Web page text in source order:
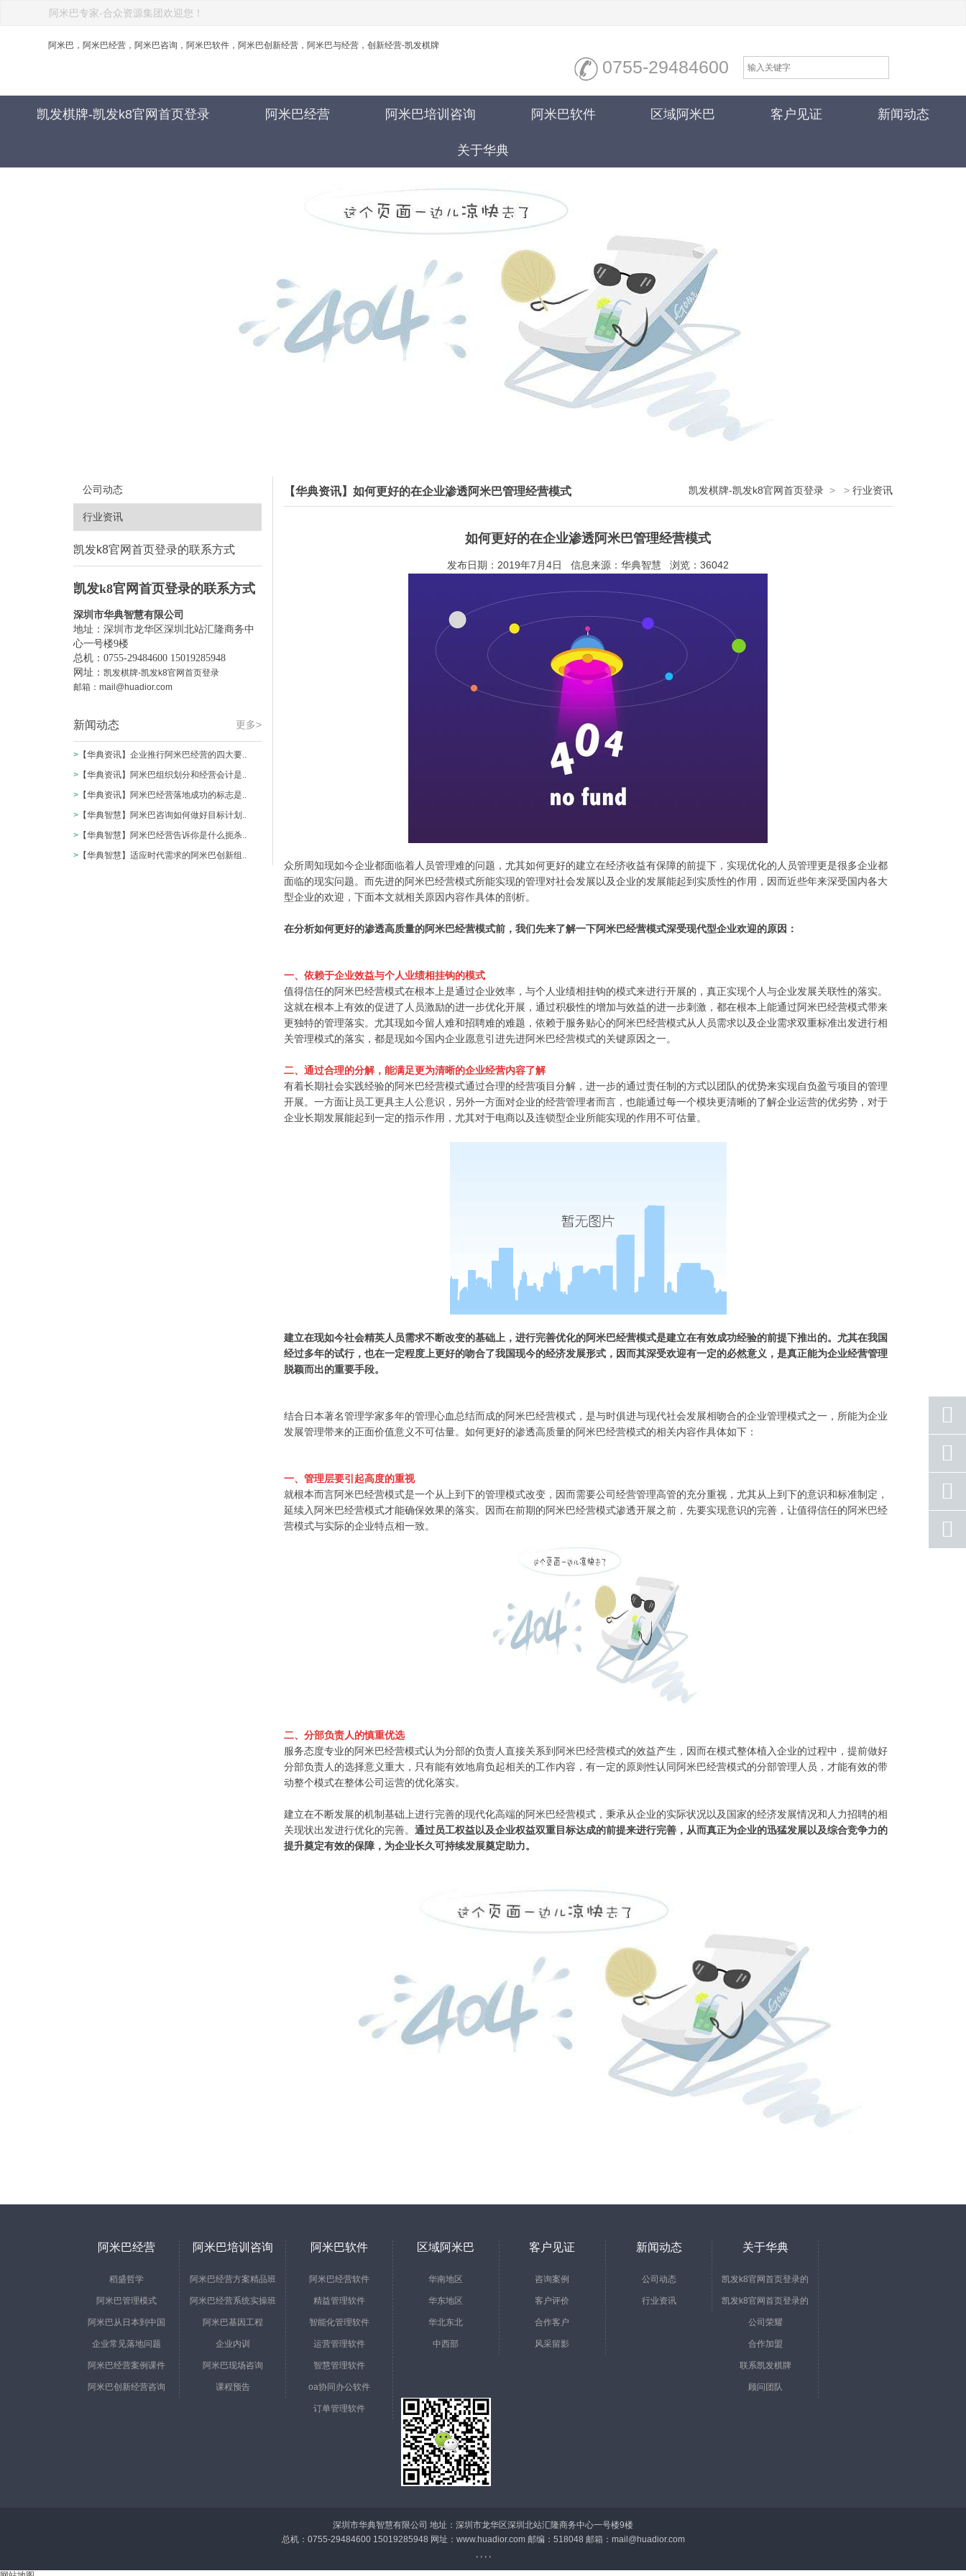
阿米巴专家-合众资源集团欢迎您！
阿米巴，阿米巴经营，阿米巴咨询，阿米巴软件，阿米巴创新经营，阿米巴与经营，创新经营-凯发棋牌
0755-29484600
凯发棋牌-凯发k8官网首页登录 阿米巴经营 阿米巴培训咨询 阿米巴软件 区域阿米巴 客户见证 新闻动态
关于华典
公司动态
行业资讯
凯发k8官网首页登录的联系方式
凯发k8官网首页登录的联系方式
深圳市华典智慧有限公司
地址：深圳市龙华区深圳北站汇隆商务中
心一号楼9楼
总机：0755-29484600 15019285948
网址： 凯发棋牌-凯发k8官网首页登录
邮箱： mail@huadior.com
更多>
新闻动态
> 【华典资讯】企业推行阿米巴经营的四大要..
> 【华典资讯】阿米巴组织划分和经营会计是..
> 【华典资讯】阿米巴经营落地成功的标志是..
> 【华典智慧】阿米巴咨询如何做好目标计划..
> 【华典智慧】阿米巴经营告诉你是什么扼杀..
> 【华典智慧】适应时代需求的阿米巴创新组..
【华典资讯】如何更好的在企业渗透阿米巴管理经营模式 凯发棋牌-凯发k8官网首页登录 > > 行业资讯
如何更好的在企业渗透阿米巴管理经营模式
发布日期：2019年7月4日 信息来源：华典智慧 浏览：36042
众所周知现如今企业都面临着人员管理难的问题，尤其如何更好的建立在经济收益有保障的前提下，实现优化的人员管理更是很多企业都
面临的现实问题。而先进的阿米巴经营模式所能实现的管理对社会发展以及企业的发展能起到实质性的作用，因而近些年来深受国内各大
型企业的欢迎，下面本文就相关原因内容作具体的剖析。
在分析如何更好的渗透高质量的阿米巴经营模式前，我们先来了解一下阿米巴经营模式深受现代型企业欢迎的原因：
一、依赖于企业效益与个人业绩相挂钩的模式
值得信任的阿米巴经营模式在根本上是通过企业效率，与个人业绩相挂钩的模式来进行开展的，真正实现个人与企业发展关联性的落实。
这就在根本上有效的促进了人员激励的进一步优化开展，通过积极性的增加与效益的进一步刺激，都在根本上能通过阿米巴经营模式带来
更独特的管理落实。尤其现如今留人难和招聘难的难题，依赖于服务贴心的阿米巴经营模式从人员需求以及企业需求双重标准出发进行相
关管理模式的落实，都是现如今国内企业愿意引进先进阿米巴经营模式的关键原因之一。
二、通过合理的分解，能满足更为清晰的企业经营内容了解
有着长期社会实践经验的阿米巴经营模式通过合理的经营项目分解，进一步的通过责任制的方式以团队的优势来实现自负盈亏项目的管理
开展。一方面让员工更具主人公意识，另外一方面对企业的经营管理者而言，也能通过每一个模块更清晰的了解企业运营的优劣势，对于
企业长期发展能起到一定的指示作用，尤其对于电商以及连锁型企业所能实现的作用不可估量。
建立在现如今社会精英人员需求不断改变的基础上，进行完善优化的阿米巴经营模式是建立在有效成功经验的前提下推出的。尤其在我国
经过多年的试行，也在一定程度上更好的吻合了我国现今的经济发展形式，因而其深受欢迎有一定的必然意义，是真正能为企业经营管理
脱颖而出的重要手段。
结合日本著名管理学家多年的管理心血总结而成的阿米巴经营模式，是与时俱进与现代社会发展相吻合的企业管理模式之一，所能为企业
发展管理带来的正面价值意义不可估量。如何更好的渗透高质量的阿米巴经营模式的相关内容作具体如下：
一、管理层要引起高度的重视
就根本而言阿米巴经营模式是一个从上到下的管理模式改变，因而需要公司经营管理高管的充分重视，尤其从上到下的意识和标准制定，
延续入阿米巴经营模式才能确保效果的落实。因而在前期的阿米巴经营模式渗透开展之前，先要实现意识的完善，让值得信任的阿米巴经
营模式与实际的企业特点相一致。
二、分部负责人的慎重优选
服务态度专业的阿米巴经营模式认为分部的负责人直接关系到阿米巴经营模式的效益产生，因而在模式整体植入企业的过程中，提前做好
分部负责人的选择意义重大，只有能有效地肩负起相关的工作内容，有一定的原则性认同阿米巴经营模式的分部管理人员，才能有效的带
动整个模式在整体公司运营的优化落实。
建立在不断发展的机制基础上进行完善的现代化高端的阿米巴经营模式，秉承从企业的实际状况以及国家的经济发展情况和人力招聘的相
关现状出发进行优化的完善。 通过员工权益以及企业权益双重目标达成的前提来进行完善，从而真正为企业的迅猛发展以及综合竞争力的
提升奠定有效的保障，为企业长久可持续发展奠定助力。
阿米巴经营
稻盛哲学
阿米巴管理模式
阿米巴从日本到中国
企业常见落地问题
阿米巴经营案例课件
阿米巴创新经营咨询
阿米巴培训咨询
阿米巴经营方案精品班
阿米巴经营系统实操班
阿米巴基因工程
企业内训
阿米巴现场咨询
课程预告
阿米巴软件
阿米巴经营软件
精益管理软件
智能化管理软件
运营管理软件
智慧管理软件
oa协同办公软件
订单管理软件
区域阿米巴
华南地区
华东地区
华北东北
中西部
客户见证
咨询案例
客户评价
合作客户
风采留影
新闻动态
公司动态
行业资讯
关于华典
凯发k8官网首页登录的
简介
凯发k8官网首页登录的
文化
公司荣耀
合作加盟
联系凯发棋牌
顾问团队
深圳市华典智慧有限公司 地址：深圳市龙华区深圳北站汇隆商务中心一号楼9楼
总机：0755-29484600 15019285948 网址：www.huadior.com 邮编：518048 邮箱： mail@huadior.com
座机
号码
手机
号码
qq
联系